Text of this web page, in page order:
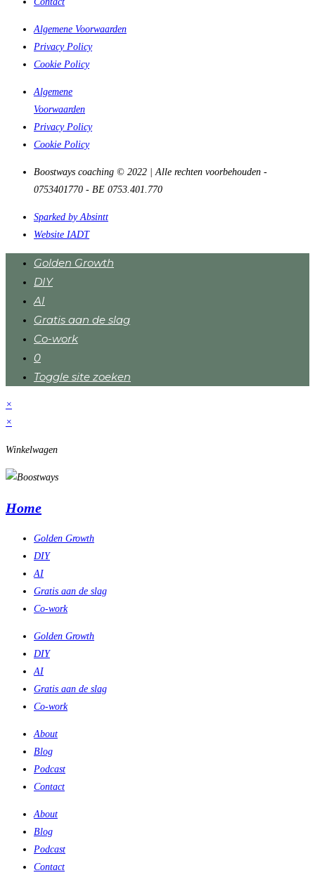
Algemene Voorwaarden
Privacy Policy
Cookie Policy
Algemene
Voorwaarden
Privacy Policy
Cookie Policy
Boostways coaching © 2022 | Alle rechten voorbehouden -
0753401770 - BE 0753.401.770
Sparked by Absintt
Website IADT
Golden Growth
DIY
AI
Gratis aan de slag
Co-work
0
Toggle site zoeken
×
×
Winkelwagen
Home
Golden Growth
DIY
AI
Gratis aan de slag
Co-work
Golden Growth
DIY
AI
Gratis aan de slag
Co-work
About
Blog
Podcast
Contact
About
Blog
Podcast
Contact